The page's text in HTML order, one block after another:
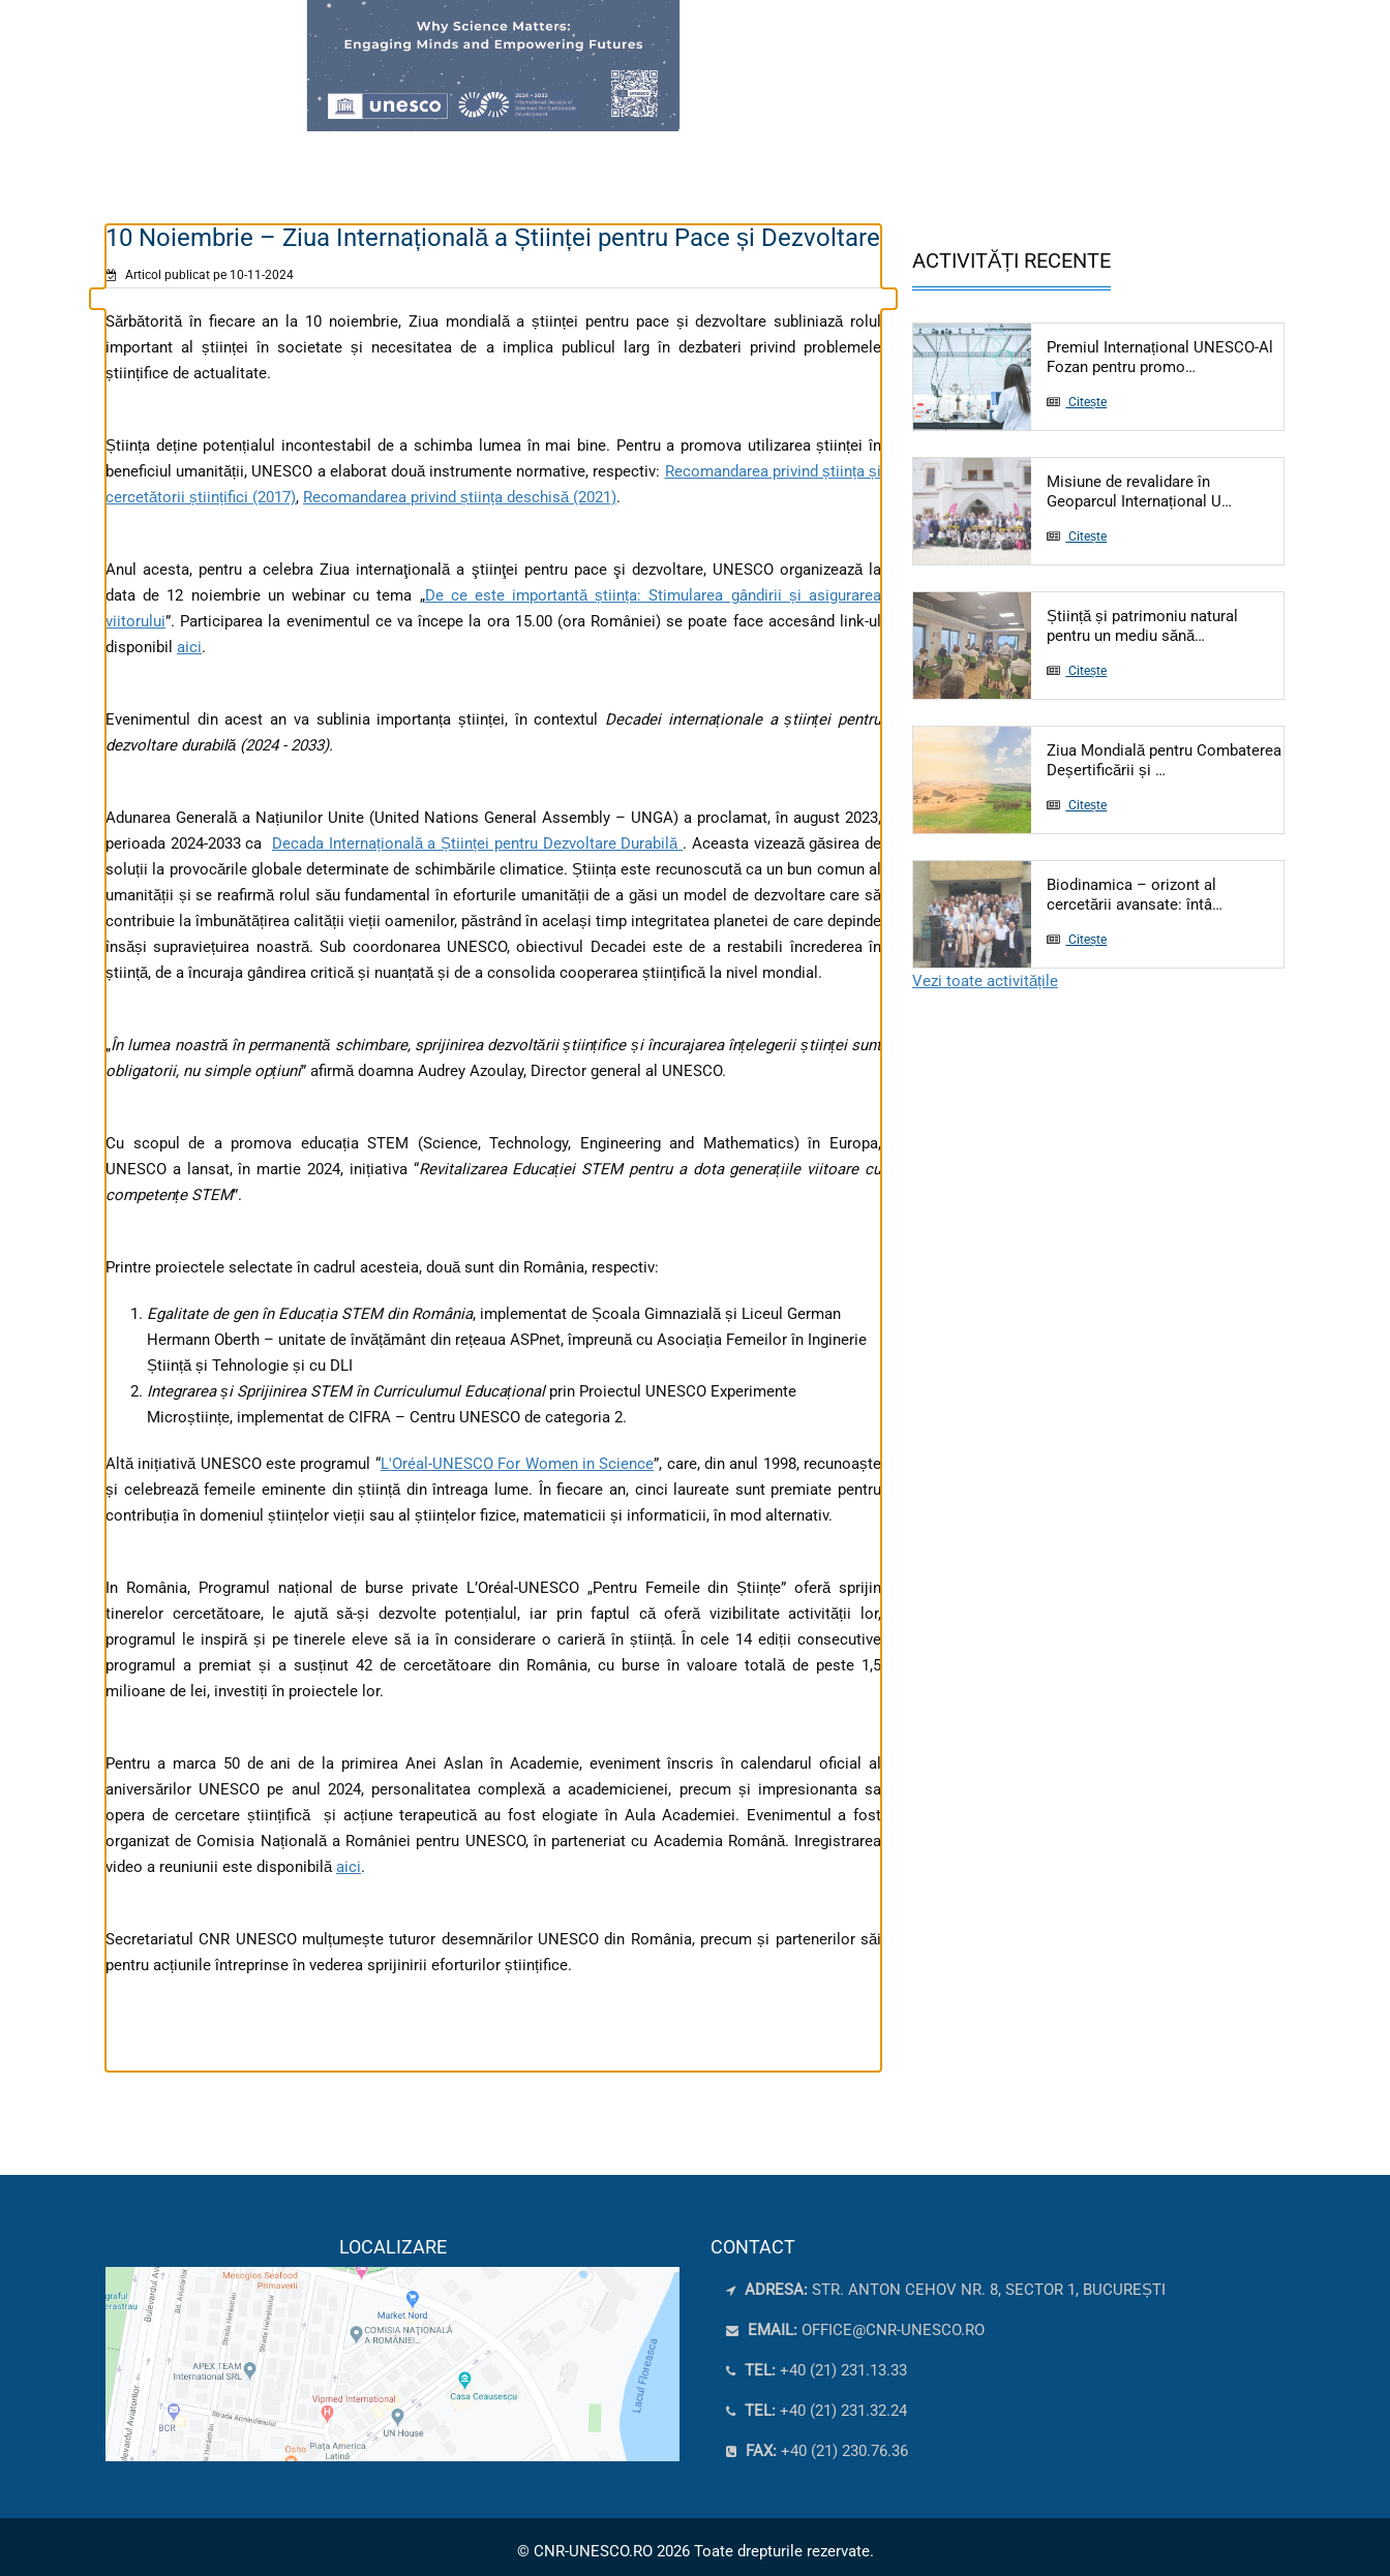
10 Noiembrie – Ziua Internațională a Științei pentru Pace și Dezvoltare
Articol publicat pe 10-11-2024
Sărbătorită în fiecare an la 10 noiembrie, Ziua mondială a științei pentru pace și dezvoltare subliniază rolul
important al științei în societate și necesitatea de a implica publicul larg în dezbateri privind problemele
științifice de actualitate.
Știința deține potențialul incontestabil de a schimba lumea în mai bine. Pentru a promova utilizarea științei în
beneficiul umanității, UNESCO a elaborat două instrumente normative, respectiv: Recomandarea privind știința și
cercetătorii științifici (2017), Recomandarea privind știința deschisă (2021).
Anul acesta, pentru a celebra Ziua internaţională a ştiinţei pentru pace şi dezvoltare, UNESCO organizează la
data de 12 noiembrie un webinar cu tema „De ce este importantă știința: Stimularea gândirii și asigurarea
viitorului”. Participarea la evenimentul ce va începe la ora 15.00 (ora României) se poate face accesând link-ul
disponibil aici.
Evenimentul din acest an va sublinia importanța științei, în contextul Decadei internaționale a științei pentru
dezvoltare durabilă (2024 - 2033).
Adunarea Generală a Națiunilor Unite (United Nations General Assembly – UNGA) a proclamat, în august 2023,
perioada 2024-2033 ca Decada Internațională a Științei pentru Dezvoltare Durabilă . Aceasta vizează găsirea de
soluții la provocările globale determinate de schimbările climatice. Știința este recunoscută ca un bun comun al
umanității și se reafirmă rolul său fundamental în eforturile umanității de a găsi un model de dezvoltare care să
contribuie la îmbunătățirea calității vieții oamenilor, păstrând în același timp integritatea planetei de care depinde
însăși supraviețuirea noastră. Sub coordonarea UNESCO, obiectivul Decadei este de a restabili încrederea în
știință, de a încuraja gândirea critică și nuanțată și de a consolida cooperarea științifică la nivel mondial.
„În lumea noastră în permanentă schimbare, sprijinirea dezvoltării științifice și încurajarea înțelegerii științei sunt
obligatorii, nu simple opțiuni” afirmă doamna Audrey Azoulay, Director general al UNESCO.
Cu scopul de a promova educația STEM (Science, Technology, Engineering and Mathematics) în Europa,
UNESCO a lansat, în martie 2024, inițiativa “Revitalizarea Educației STEM pentru a dota generațiile viitoare cu
competențe STEM”.
Printre proiectele selectate în cadrul acesteia, două sunt din România, respectiv:
Egalitate de gen în Educația STEM din România, implementat de Școala Gimnazială și Liceul German
Hermann Oberth – unitate de învățământ din rețeaua ASPnet, împreună cu Asociația Femeilor în Inginerie
Știință și Tehnologie și cu DLI
Integrarea și Sprijinirea STEM în Curriculumul Educaționalprin Proiectul UNESCO Experimente
Microștiințe, implementat de CIFRA – Centru UNESCO de categoria 2.
Altă inițiativă UNESCO este programul “L'Oréal-UNESCO For Women in Science”, care, din anul 1998, recunoaște
și celebrează femeile eminente din știință din întreaga lume. În fiecare an, cinci laureate sunt premiate pentru
contribuția în domeniul științelor vieții sau al științelor fizice, matematicii și informaticii, în mod alternativ.
In România, Programul național de burse private L’Oréal-UNESCO „Pentru Femeile din Științe” oferă sprijin
tinerelor cercetătoare, le ajută să-și dezvolte potențialul, iar prin faptul că oferă vizibilitate activității lor,
programul le inspiră și pe tinerele eleve să ia în considerare o carieră în știință. În cele 14 ediții consecutive
programul a premiat și a susținut 42 de cercetătoare din România, cu burse în valoare totală de peste 1,5
milioane de lei, investiți în proiectele lor.
Pentru a marca 50 de ani de la primirea Anei Aslan în Academie, eveniment înscris în calendarul oficial al
aniversărilor UNESCO pe anul 2024, personalitatea complexă a academicienei, precum și impresionanta sa
opera de cercetare științifică și acțiune terapeutică au fost elogiate în Aula Academiei. Evenimentul a fost
organizat de Comisia Națională a României pentru UNESCO, în parteneriat cu Academia Română. Inregistrarea
video a reuniunii este disponibilăaici.
Secretariatul CNR UNESCO mulțumește tuturor desemnărilor UNESCO din România, precum și partenerilor săi
pentru acțiunile întreprinse în vederea sprijinirii eforturilor științifice.
ACTIVITĂȚI RECENTE
Premiul Internațional UNESCO-Al
Fozan pentru promo…
Citește
Misiune de revalidare în
Geoparcul Internațional U…
Citește
Știință și patrimoniu natural
pentru un mediu sănă…
Citește
Ziua Mondială pentru Combaterea
Deșertificării și …
Citește
Biodinamica – orizont al
cercetării avansate: întâ…
Citește
Vezi toate activitățile
LOCALIZARE CONTACT
ADRESA: STR. ANTON CEHOV NR. 8, SECTOR 1, BUCUREȘTI
EMAIL: OFFICE@CNR-UNESCO.RO
TEL: +40 (21) 231.13.33
TEL: +40 (21) 231.32.24
FAX: +40 (21) 230.76.36
© CNR-UNESCO.RO 2026 Toate drepturile rezervate.